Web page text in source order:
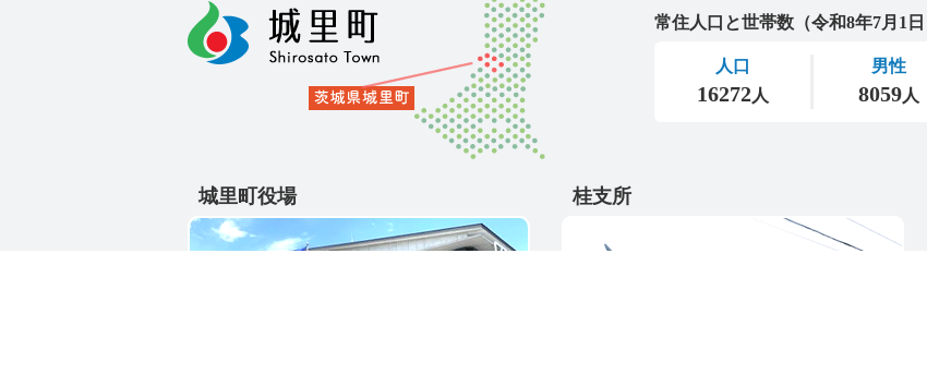
城里町役場 桂支所